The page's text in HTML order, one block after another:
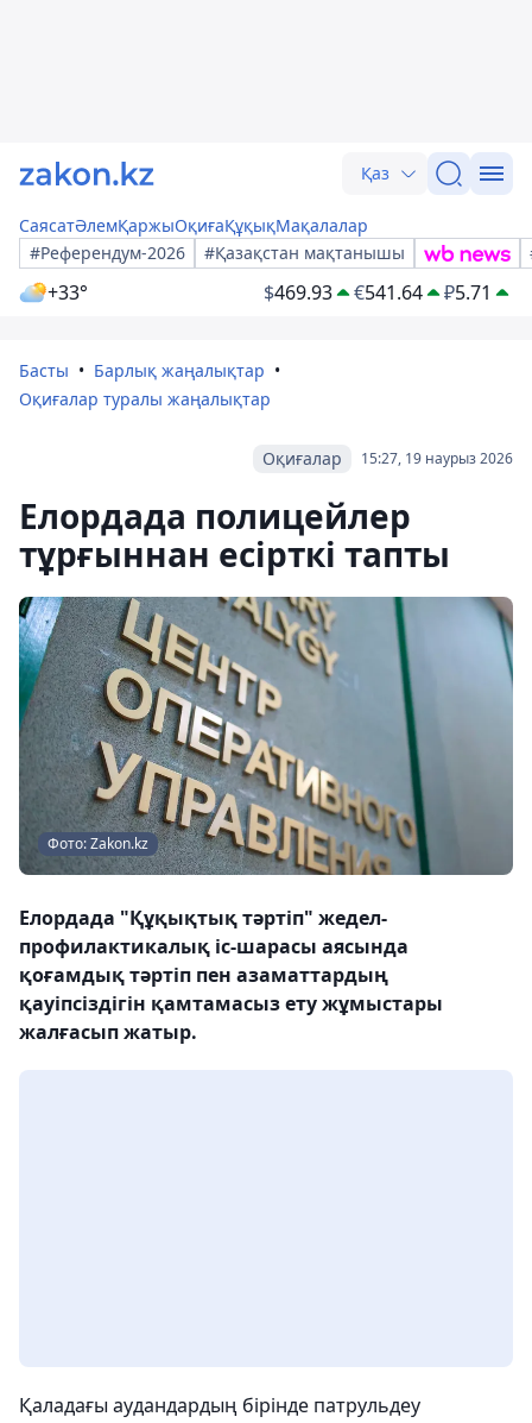
Қаз
СаясатӘлемҚаржыОқиғаҚұқықМақалалар
#Референдум-2026
#Қазақстан мақтанышы
+33° $469.93 €541.64 ₽5.71
Басты
Барлық жаңалықтар
Оқиғалар туралы жаңалықтар
15:27, 19 наурыз 2026
Оқиғалар
Елордада полицейлер
тұрғыннан есірткі тапты
Фото: Zakon.kz
Елордада "Құқықтық тәртіп" жедел-
профилактикалық іс-шарасы аясында
қоғамдық тәртіп пен азаматтардың
қауіпсіздігін қамтамасыз ету жұмыстары
жалғасып жатыр.
Қаладағы аудандардың бірінде патрульдеу